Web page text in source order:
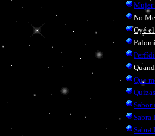
Mujer
No
Oyé
Que
Sabor
Sabra
Sabra